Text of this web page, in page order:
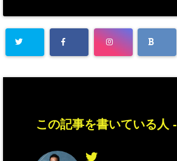
この記事を書いている人 -